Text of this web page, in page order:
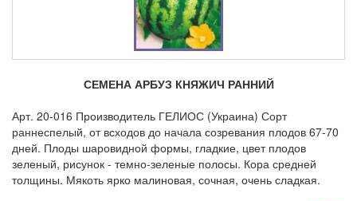
СЕМЕНА АРБУЗ КНЯЖИЧ РАННИЙ
Арт. 20-016 Производитель ГЕЛИОС (Украина) Сорт
раннеспелый, от всходов до начала созревания плодов 67-70
дней. Плоды шаровидной формы, гладкие, цвет плодов
зеленый, рисунок - темно-зеленые полосы. Кора средней
толщины. Мякоть ярко малиновая, сочная, очень сладкая.